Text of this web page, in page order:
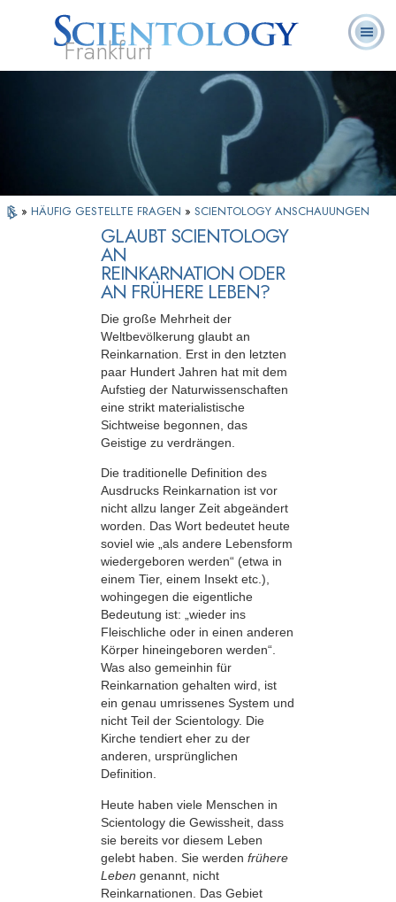
Frankfurt
Scientology?
Ehrenamtliche
Geistliche
Häufig gestellte
Fragen
» HÄUFIG GESTELLTE FRAGEN » SCIENTOLOGY ANSCHAUUNGEN
GLAUBT SCIENTOLOGY
AN
REINKARNATION ODER
AN FRÜHERE LEBEN?
Die große Mehrheit der
Weltbevölkerung glaubt an
Reinkarnation. Erst in den letzten
paar Hundert Jahren hat mit dem
Aufstieg der Naturwissenschaften
eine strikt materialistische
Sichtweise begonnen, das
Geistige zu verdrängen.
Die traditionelle Definition des
Ausdrucks Reinkarnation ist vor
nicht allzu langer Zeit abgeändert
worden. Das Wort bedeutet heute
soviel wie „als andere Lebensform
wiedergeboren werden“ (etwa in
einem Tier, einem Insekt etc.),
wohingegen die eigentliche
Bedeutung ist: „wieder ins
Fleischliche oder in einen anderen
Körper hineingeboren werden“.
Was also gemeinhin für
Reinkarnation gehalten wird, ist
ein genau umrissenes System und
nicht Teil der Scientology. Die
Kirche tendiert eher zu der
anderen, ursprünglichen
Definition.
Heute haben viele Menschen in
Scientology die Gewissheit, dass
sie bereits vor diesem Leben
gelebt haben. Sie werden frühere
Leben genannt, nicht
Reinkarnationen. Das Gebiet